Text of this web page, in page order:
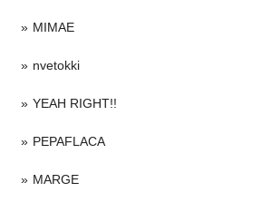
MIMAE
nvetokki
YEAH RIGHT!!
PEPAFLACA
MARGE